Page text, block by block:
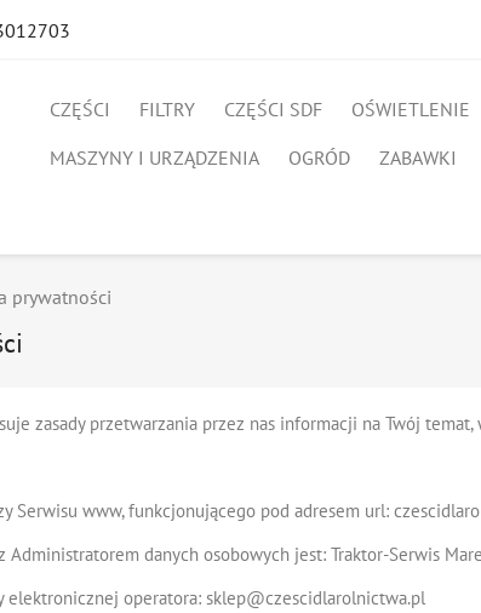
CZĘŚCI FILTRY CZĘŚCI SDF OŚWIETLENIE
MASZYNY I URZĄDZENIA
OGRÓD ZABAWKI
prywatności
zasady przetwarzania przez nas informacji na Twój
Serwisu www, funkcjonującego pod adresem url:
Administratorem danych osobowych jest: Traktor-Serwis
elektronicznej operatora: sklep@czescidlarolnictwa.pl